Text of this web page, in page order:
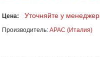
Цена: Уточняйте у
Производитель: APAC (Италия)